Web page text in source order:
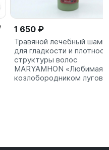
1 650 ₽
Травяной лечебный
для гладкости и
структуры волос
MARYAMHON «Любимая»
козлобородником